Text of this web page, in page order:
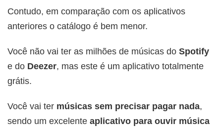
Contudo, em comparação com os aplicativos
anteriores o catálogo é bem menor.
Você não vai ter as milhões de músicas do Spotify
e do Deezer, mas este é um aplicativo totalmente
grátis.
Você vai ter músicas sem precisar pagar nada,
sendo um excelente aplicativo para ouvir música